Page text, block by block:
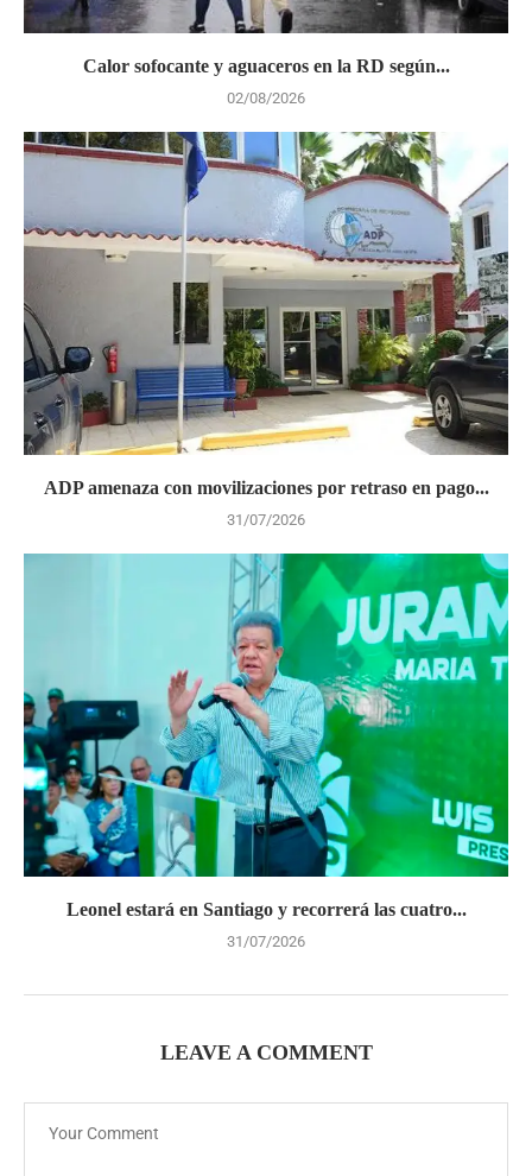
Calor sofocante y aguaceros en la RD según...
02/08/2026
ADP amenaza con movilizaciones por retraso en pago...
31/07/2026
Leonel estará en Santiago y recorrerá las cuatro...
31/07/2026
LEAVE A COMMENT